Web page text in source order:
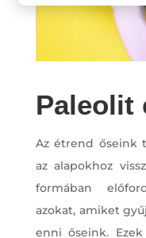
Paleolit
Az étrend őseink
az alapokhoz
formában
azokat, amiket
enni őseink.